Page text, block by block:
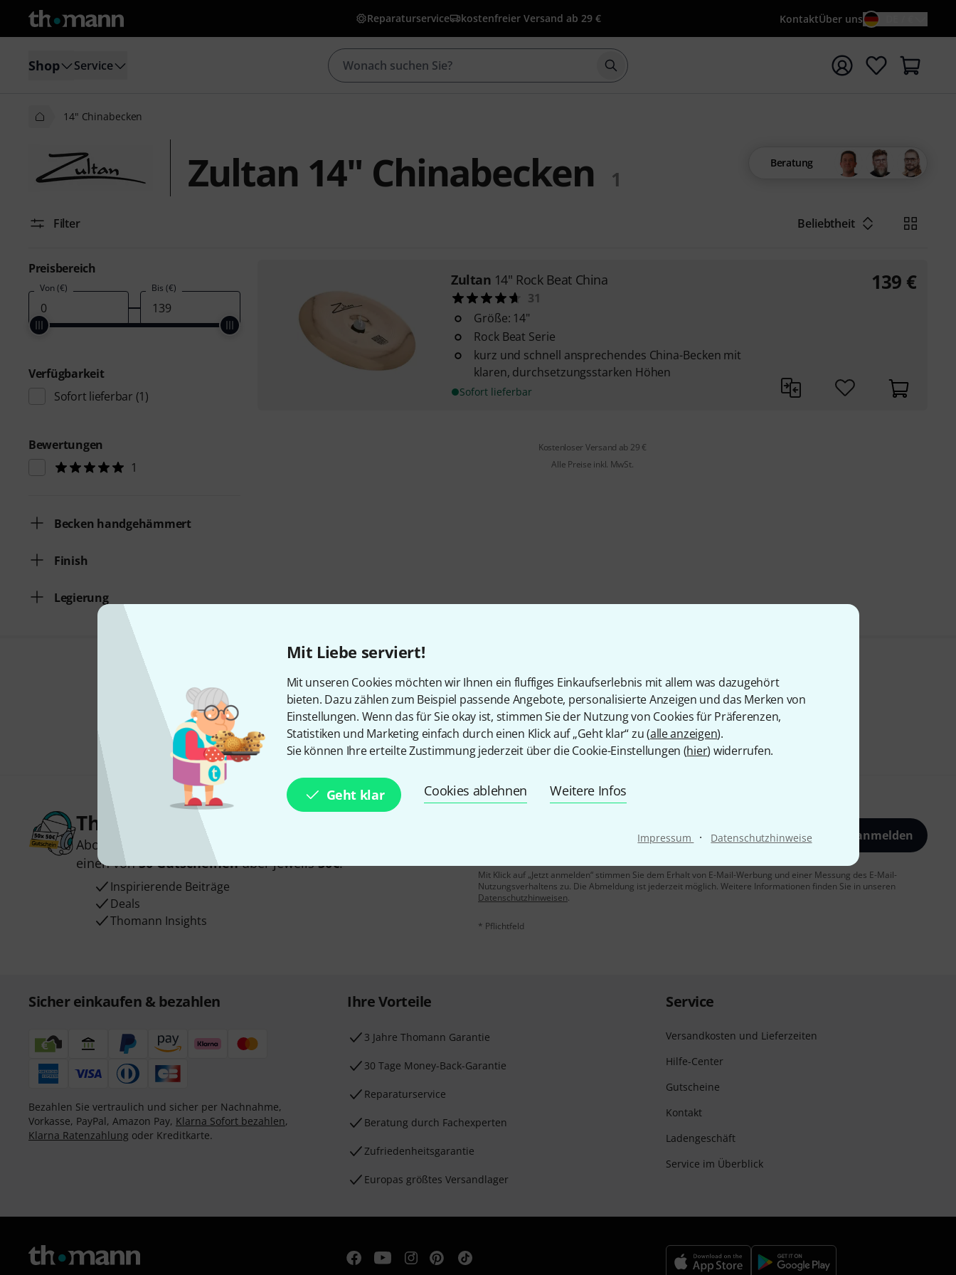
Mit Liebe serviert!
Mit unseren Cookies möchten wir Ihnen ein fluffiges Einkaufserlebnis mit allem was dazugehört
bieten. Dazu zählen zum Beispiel passende Angebote, personalisierte Anzeigen und das Merken von
Einstellungen. Wenn das für Sie okay ist, stimmen Sie der Nutzung von Cookies für Präferenzen,
Statistiken und Marketing einfach durch einen Klick auf „Geht klar“ zu (alle anzeigen).
Sie können Ihre erteilte Zustimmung jederzeit über die Cookie-Einstellungen (hier) widerrufen.
Geht klar Cookies ablehnen Weitere Infos
Impressum · Datenschutzhinweise
Reparaturservice kostenfreier Versand ab 29 € KontaktÜber uns
Shop Service Suche mit Suchwort {searchTerm} starten
14" Chinabecken
Zultan 14" Chinabecken 1
Beratung
Filter Beliebtheit
Preisbereich
Von (€) Bis (€)
Verfügbarkeit
Sofort lieferbar (1)
Bewertungen
1
Becken handgehämmert
Finish
Legierung
Zultan 14" Rock Beat China
31
Größe: 14"
Rock Beat Serie
kurz und schnell ansprechendes China-Becken mit
klaren, durchsetzungsstarken Höhen
Sofort lieferbar
139 €
Kostenloser Versand ab 29 €
Alle Preise inkl. MwSt.
Gefällt Ihnen, was Sie sehen?
Teilen Hilfe & Feedback
Thomann Newsletter
Abonniere den Thomann Newsletter und gewinne mit etwas Glück
einen von50 Gutscheinenüber jeweils50€!
Inspirierende Beiträge
Deals
Thomann Insights
Jetzt anmelden
Mit Klick auf „Jetzt anmelden“ stimmen Sie dem Erhalt von E-Mail-Werbung und einer Messung des E-Mail-
Nutzungsverhaltens zu. Die Abmeldung ist jederzeit möglich. Weitere Informationen finden Sie in unseren
Datenschutzhinweisen.
* Pflichtfeld
Sicher einkaufen & bezahlen
Bezahlen Sie vertraulich und sicher per Nachnahme,
Vorkasse, PayPal, Amazon Pay, Klarna Sofort bezahlen,
Klarna Ratenzahlung oder Kreditkarte.
Ihre Vorteile
3 Jahre Thomann Garantie
30 Tage Money-Back-Garantie
Reparaturservice
Beratung durch Fachexperten
Zufriedenheitsgarantie
Europas größtes Versandlager
Service
Versandkosten und Lieferzeiten
Hilfe-Center
Gutscheine
Kontakt
Ladengeschäft
Service im Überblick